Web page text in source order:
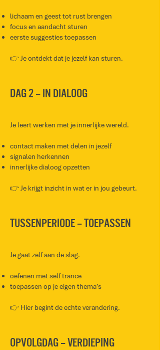
lichaam en geest tot rust brengen
focus en aandacht sturen
eerste suggesties toepassen
👉 Je ontdekt dat je jezelf kan sturen.
Dag 2 – In dialoog
Je leert werken met je innerlijke wereld.
contact maken met delen in jezelf
signalen herkennen
innerlijke dialoog opzetten
👉 Je krijgt inzicht in wat er in jou gebeurt.
Tussenperiode – Toepassen
Je gaat zelf aan de slag.
oefenen met self trance
toepassen op je eigen thema’s
👉 Hier begint de echte verandering.
Opvolgdag – Verdieping